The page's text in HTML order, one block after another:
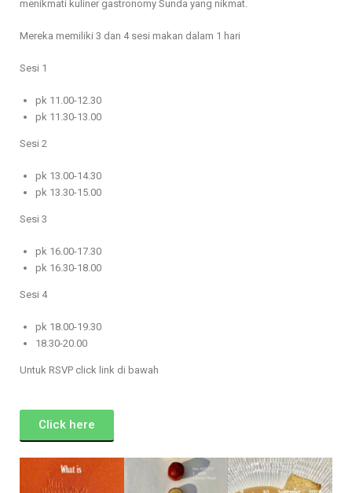
menikmati kuliner gastronomy Sunda yang nikmat.
Mereka memiliki 3 dan 4 sesi makan dalam 1 hari
Sesi 1
pk 11.00-12.30
pk 11.30-13.00
Sesi 2
pk 13.00-14.30
pk 13.30-15.00
Sesi 3
pk 16.00-17.30
pk 16.30-18.00
Sesi 4
pk 18.00-19.30
18.30-20.00
Untuk RSVP click link di bawah
Click here